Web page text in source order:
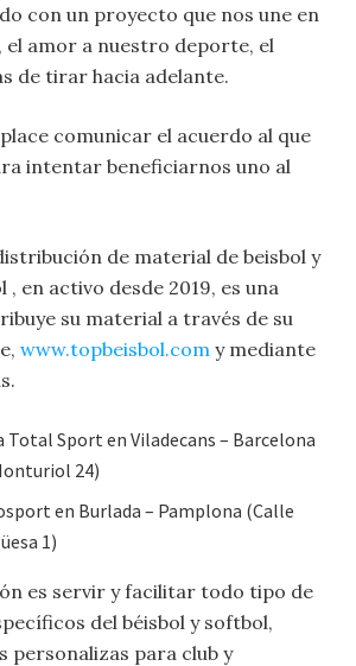
con un proyecto que nos une en
el amor a nuestro deporte, el
de tirar hacia adelante.
comunicar el acuerdo al que
intentar beneficiarnos uno al
de material de beisbol y
, en activo desde 2019, es una
su material a través de su
www.topbeisbol.com y mediante
Sport en Viladecans – Barcelona
24)
en Burlada – Pamplona (Calle
1)
es servir y facilitar todo tipo de
del béisbol y softbol,
personalizas para club y